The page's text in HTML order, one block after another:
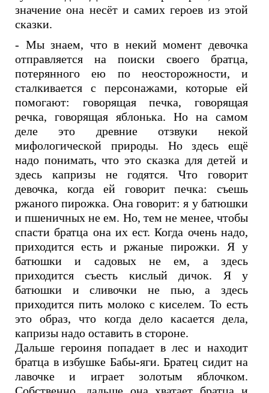
значение она несёт и самих героев из этой
сказки.
- Мы знаем, что в некий момент девочка
отправляется на поиски своего братца,
потерянного ею по неосторожности, и
сталкивается с персонажами, которые ей
помогают: говорящая печка, говорящая
речка, говорящая яблонька. Но на самом
деле это древние отзвуки некой
мифологической природы. Но здесь ещё
надо понимать, что это сказка для детей и
здесь капризы не годятся. Что говорит
девочка, когда ей говорит печка: съешь
ржаного пирожка. Она говорит: я у батюшки
и пшеничных не ем. Но, тем не менее, чтобы
спасти братца она их ест. Когда очень надо,
приходится есть и ржаные пирожки. Я у
батюшки и садовых не ем, а здесь
приходится съесть кислый дичок. Я у
батюшки и сливочки не пью, а здесь
приходится пить молоко с киселем. То есть
это образ, что когда дело касается дела,
капризы надо оставить в стороне.
Дальше героиня попадает в лес и находит
братца в избушке Бабы-яги. Братец сидит на
лавочке и играет золотым яблочком.